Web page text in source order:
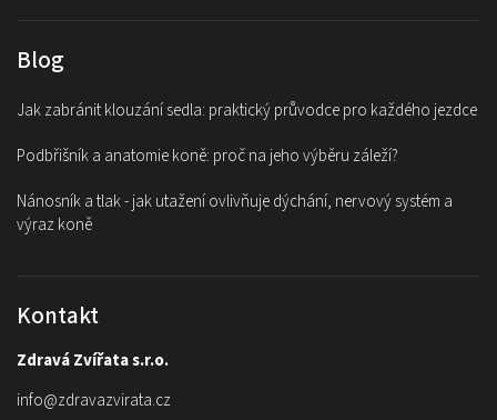
Blog
Jak zabránit klouzání sedla: praktický průvodce pro každého jezdce
Podbřišník a anatomie koně: proč na jeho výběru záleží?
Nánosník a tlak - jak utažení ovlivňuje dýchání, nervový systém a
výraz koně
Kontakt
Zdravá Zvířata s.r.o.
info@zdravazvirata.cz